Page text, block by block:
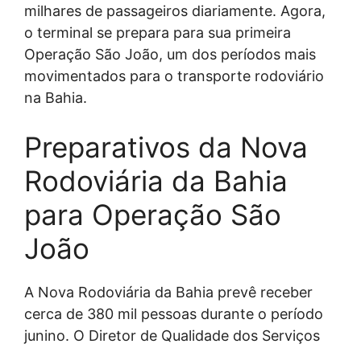
milhares de passageiros diariamente. Agora,
o terminal se prepara para sua primeira
Operação São João, um dos períodos mais
movimentados para o transporte rodoviário
na Bahia.
Preparativos da Nova
Rodoviária da Bahia
para Operação São
João
A Nova Rodoviária da Bahia prevê receber
cerca de 380 mil pessoas durante o período
junino. O Diretor de Qualidade dos Serviços